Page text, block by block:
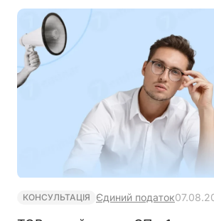
відцифрований образ обличчя.
немає у військовому реєстрі,
автоматично сформує для неї
на підставі отриманої інформації
КОНСУЛЬТАЦІЯ Єдиний податок